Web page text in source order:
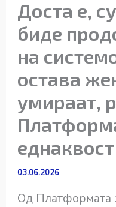
Доста е,
биде
на
остава
умираат,
еднаквост
03.06.2026
Од Платформата